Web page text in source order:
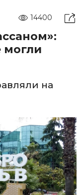
14400
могли
на